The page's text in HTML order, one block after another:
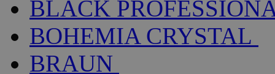
BLACK
BOHEMIA CRYSTAL
BRAUN